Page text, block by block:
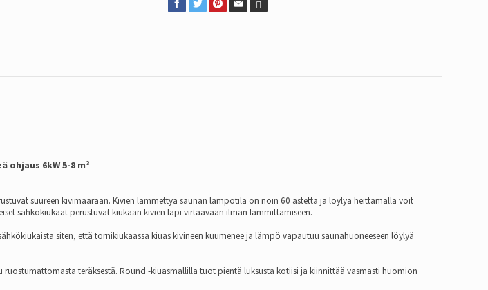
ohjaus 6kW 5-8 m³
suureen kivimäärään. Kivien lämmettyä saunan lämpötila on noin 60 astetta ja löylyä heittämällä voit
sähkökiukaat perustuvat kiukaan kivien läpi virtaavaan ilman lämmittämiseen.
siten, että tornikiukaassa kiuas kivineen kuumenee ja lämpö vapautuu saunahuoneeseen löylyä
ruostumattomasta teräksestä. Round -kiuasmallilla tuot pientä luksusta kotiisi ja kiinnittää vasmasti huomion